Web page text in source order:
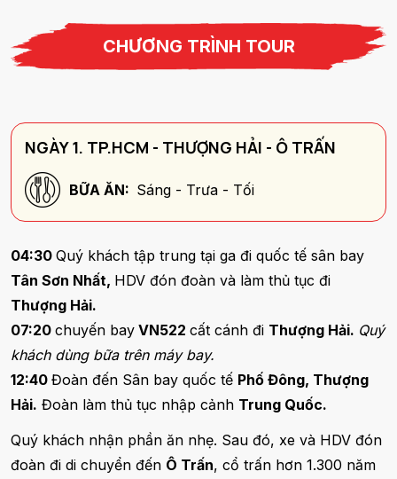
CHƯƠNG TRÌNH TOUR
NGÀY 1. TP.HCM - THƯỢNG HẢI - Ô TRẤN
BỮA ĂN: Sáng - Trưa - Tối
04:30 Quý khách tập trung tại ga đi quốc tế sân bay
Tân Sơn Nhất, HDV đón đoàn và làm thủ tục đi
Thượng Hải.
07:20 chuyến bay VN522 cất cánh đi Thượng Hải. Quý
khách dùng bữa trên máy bay.
12:40 Đoàn đến Sân bay quốc tế Phố Đông, Thượng
Hải. Đoàn làm thủ tục nhập cảnh Trung Quốc.
Quý khách nhận phần ăn nhẹ. Sau đó, xe và HDV đón
đoàn đi di chuyển đến Ô Trấn, cổ trấn hơn 1.300 năm